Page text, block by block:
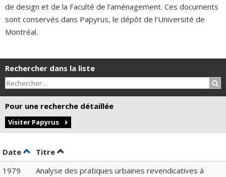
de design et de la Faculté de l’aménagement. Ces documents
sont conservés dans Papyrus, le dépôt de l’Université de
Montréal.
Rechercher dans la liste
Pour une recherche détaillée
Visiter Papyrus
Date Trier par date en ordre décroissant
Titre Trier par titre en ordre décroissant
1979
Analyse des pratiques urbaines revendicatives à